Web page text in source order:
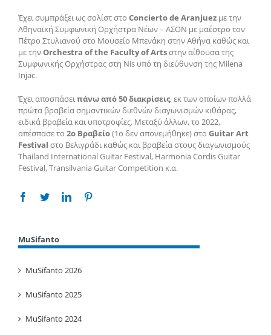
Έχει συμπράξει ως σολίστ στο Concierto de Aranjuez με την
Αθηναϊκή Συμφωνική Ορχήστρα Νέων – ΑΣΟΝ με μαέστρο τον
Πέτρο Στυλιανού στο Μουσείο Μπενάκη στην Αθήνα καθώς και
με τηνOrchestra of the Faculty of Artsστην αίθουσα της
Συμφωνικής Ορχήστρας στη Nis υπό τη διεύθυνση της Milena
Injac.
Έχει αποσπάσειπάνω από 50 διακρίσεις, εκ των οποίων πολλά
πρώτα βραβεία σημαντικών διεθνών διαγωνισμών κιθάρας,
ειδικά βραβεία και υποτροφίες. Μεταξύ άλλων, το 2022,
απέσπασε το 2ο Βραβείο(1ο δεν απονεμήθηκε) στο Guitar Art
Festival στο Βελιγράδι καθώς και βραβεία στους διαγωνισμούς
Thailand International Guitar Festival, Harmonia Cordis Guitar
Festival, Transilvania Guitar Competition κ.α.
Facebook
TwitterLinkedin
MuSifanto
MuSifanto 2026
MuSifanto 2025
MuSifanto 2024